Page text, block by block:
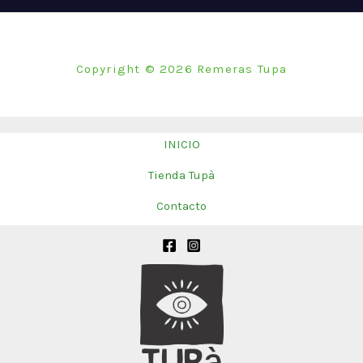
opciones
Copyright © 2026 Remeras Tupa
INICIO
Tienda Tupà
Contacto